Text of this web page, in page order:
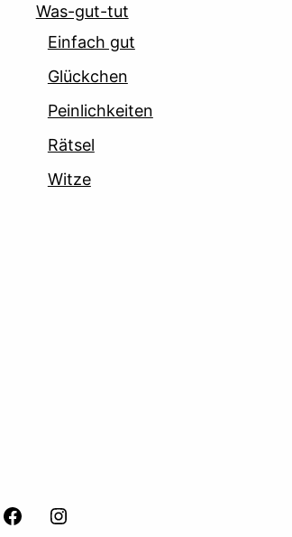
Was-gut-tut
Einfach gut
Glückchen
Peinlichkeiten
Rätsel
Witze
facebook